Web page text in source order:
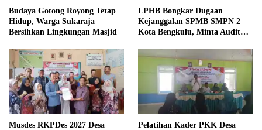
Budaya Gotong Royong Tetap
Hidup, Warga Sukaraja
Bersihkan Lingkungan Masjid
LPHB Bongkar Dugaan
Kejanggalan SPMB SMPN 2
Kota Bengkulu, Minta Audit
Musdes RKPDes 2027 Desa
Pelatihan Kader PKK Desa